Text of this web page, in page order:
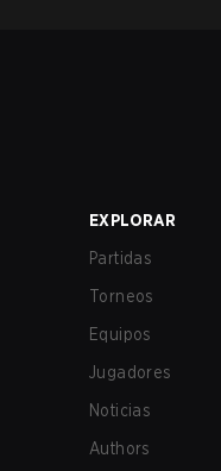
EXPLORAR
Partidas
Torneos
Equipos
Jugadores
Noticias
Authors